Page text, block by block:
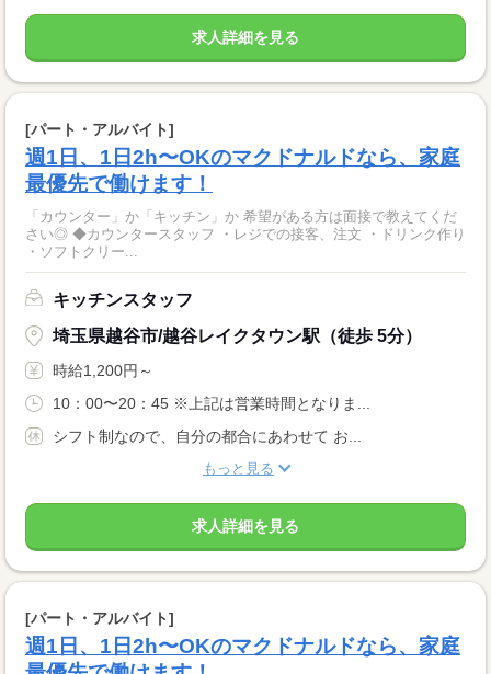
求人詳細を見る
[パート・アルバイト]
週1日、1日2h〜OKのマクドナルドなら、家庭
最優先で働けます！
「カウンター」か「キッチン」か 希望がある方は面接で教えてくだ
さい◎ ◆カウンタースタッフ ・レジでの接客、注文 ・ドリンク作り
・ソフトクリー...
キッチンスタッフ
埼玉県越谷市/越谷レイクタウン駅（徒歩 5分）
時給1,200円～
10：00〜20：45 ※上記は営業時間となりま...
シフト制なので、自分の都合にあわせて お...
もっと見る
求人詳細を見る
[パート・アルバイト]
週1日、1日2h〜OKのマクドナルドなら、家庭